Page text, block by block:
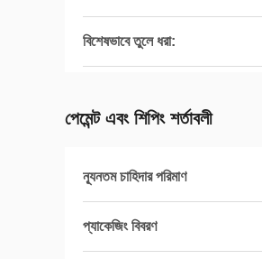
বিশেষভাবে তুলে ধরা:
পেমেন্ট এবং শিপিং শর্তাবলী
ন্যূনতম চাহিদার পরিমাণ
প্যাকেজিং বিবরণ